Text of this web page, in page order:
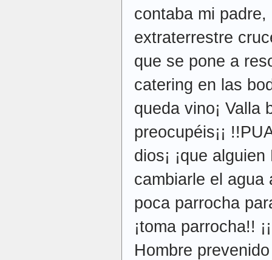
contaba mi
extraterrestre
que se pone a
catering en las
queda vino¡ Valla
preocupéis¡¡
dios¡ ¡que
cambiarle el agua
poca parrocha
¡toma parrocha!!
Hombre